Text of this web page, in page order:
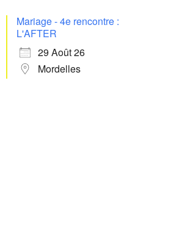
Mariage - 4e rencontre :
L'AFTER
29 Août 26
Mordelles